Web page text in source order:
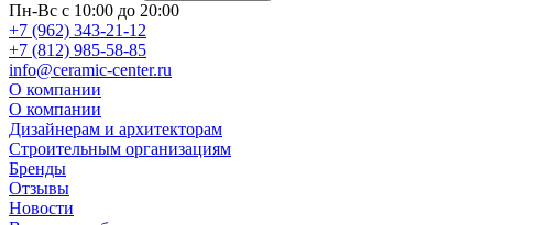
Пн-Вс с 10:00 до 20:00
+7 (962) 343-21-12
+7 (812) 985-58-85
info@ceramic-center.ru
О компании
О компании
Дизайнерам и архитекторам
Строительным организациям
Бренды
Отзывы
Новости